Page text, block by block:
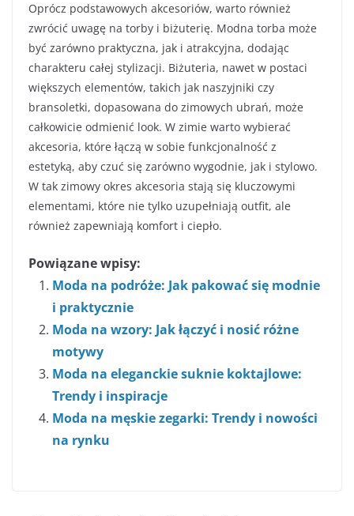
Oprócz podstawowych akcesoriów, warto również
zwrócić uwagę na torby i biżuterię. Modna torba może
być zarówno praktyczna, jak i atrakcyjna, dodając
charakteru całej stylizacji. Biżuteria, nawet w postaci
większych elementów, takich jak naszyjniki czy
bransoletki, dopasowana do zimowych ubrań, może
całkowicie odmienić look. W zimie warto wybierać
akcesoria, które łączą w sobie funkcjonalność z
estetyką, aby czuć się zarówno wygodnie, jak i stylowo.
W tak zimowy okres akcesoria stają się kluczowymi
elementami, które nie tylko uzupełniają outfit, ale
również zapewniają komfort i ciepło.
Powiązane wpisy:
Moda na podróże: Jak pakować się modnie
i praktycznie
Moda na wzory: Jak łączyć i nosić różne
motywy
Moda na eleganckie suknie koktajlowe:
Trendy i inspiracje
Moda na męskie zegarki: Trendy i nowości
na rynku